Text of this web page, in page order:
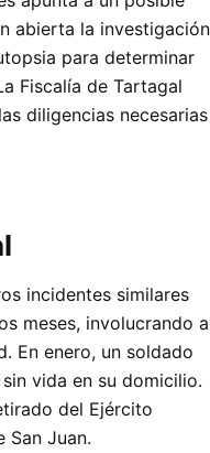
abierta la investigación
para determinar
Fiscalía de Tartagal
diligencias necesarias
incidentes similares
meses, involucrando a
En enero, un soldado
vida en su domicilio.
del Ejército
San Juan.